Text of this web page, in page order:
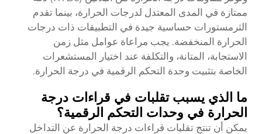
ممتازة في المدى المعتدل لدرجات الحرارة، بينما تقدم
الثرمستورات حساسية جيدة في التطبيقات ذات درجات
الحرارة المنخفضة. يجب مراعاة عوامل مثل زمن
الاستجابة، المتانة، والتكلفة عند اختيار المستشعرات
الخاصة بتثبيت وحدة التحكم الرقمية في درجة الحرارة.
ما الذي يسبب تقلبات في قراءات درجة
الحرارة في وحدات التحكم الرقمية؟
يمكن أن تنتج تقلبات قراءات درجة الحرارة عن التداخل